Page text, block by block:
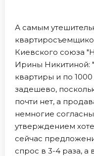
А самым
Киевского союза
Ирины Никитиной:
квартиры и по 1000
задешево,
почти нет, а
немногие
утверждением
сейчас
спрос в 3-4 раза, а